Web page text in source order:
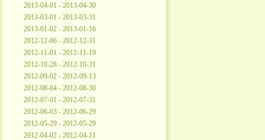
2013-04-01 - 2013-04-30
2013-03-01 - 2013-03-31
2013-01-02 - 2013-01-16
2012-12-06 - 2012-12-31
2012-11-01 - 2012-11-19
2012-10-28 - 2012-10-31
2012-09-02 - 2012-09-13
2012-08-04 - 2012-08-30
2012-07-01 - 2012-07-31
2012-06-03 - 2012-06-29
2012-05-29 - 2012-05-29
2012-04-02 - 2012-04-11